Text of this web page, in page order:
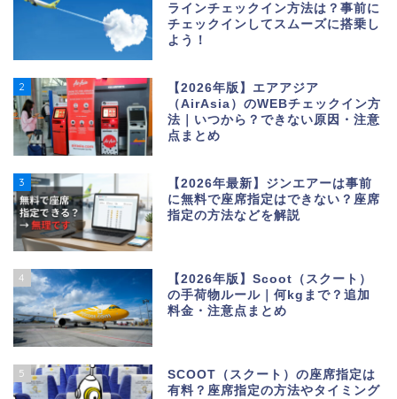
ラインチェックイン方法は？事前に
チェックインしてスムーズに搭乗し
よう！
2
【2026年版】エアアジア
（AirAsia）のWEBチェックイン方
法｜いつから？できない原因・注意
点まとめ
3
【2026年最新】ジンエアーは事前
に無料で座席指定はできない？座席
指定の方法などを解説
4
【2026年版】Scoot（スクート）
の手荷物ルール｜何kgまで？追加
料金・注意点まとめ
5
SCOOT（スクート）の座席指定は
有料？座席指定の方法やタイミング